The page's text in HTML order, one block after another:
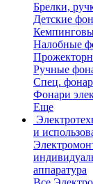
Брелки,
Детские
Налобные
Ручные
Спец.
Фонари
Еще
и
аппаратура